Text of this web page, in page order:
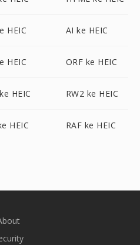
HEIC AI ke HEIC
HEIC ORF ke HEIC
HEIC RW2 ke HEIC
HEIC RAF ke HEIC